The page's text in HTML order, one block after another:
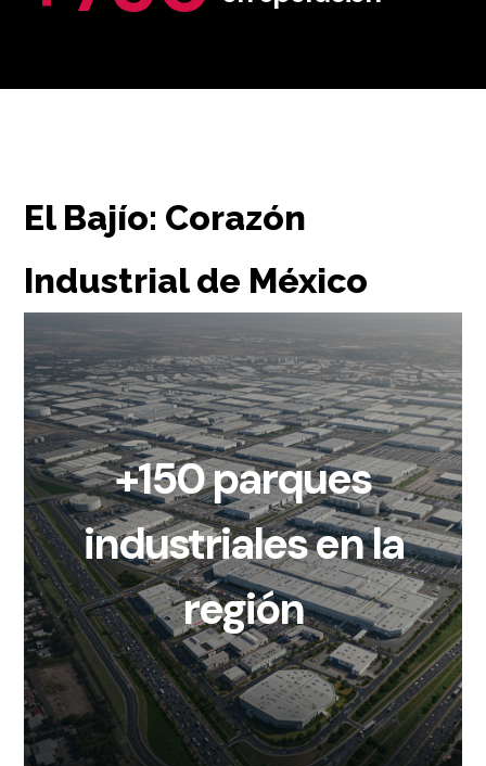
MAYOR TRÁFICO
INDUSTRIAL
CALIFICADO
MAYOR SUPERFICIE
DE EXHIBICIÓN
El Bajío: Corazón
Industrial de México
+150 parques
industriales en la
región